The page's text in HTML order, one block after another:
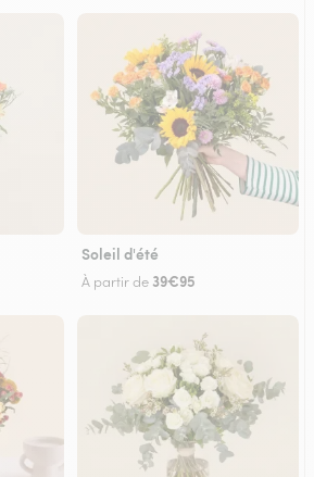
Soleil d'été
À partir de 39€95